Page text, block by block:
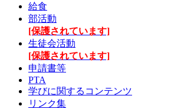
給食
部活動
[保護されています]
生徒会活動
[保護されています]
申請書等
PTA
学びに関するコンテンツ
リンク集